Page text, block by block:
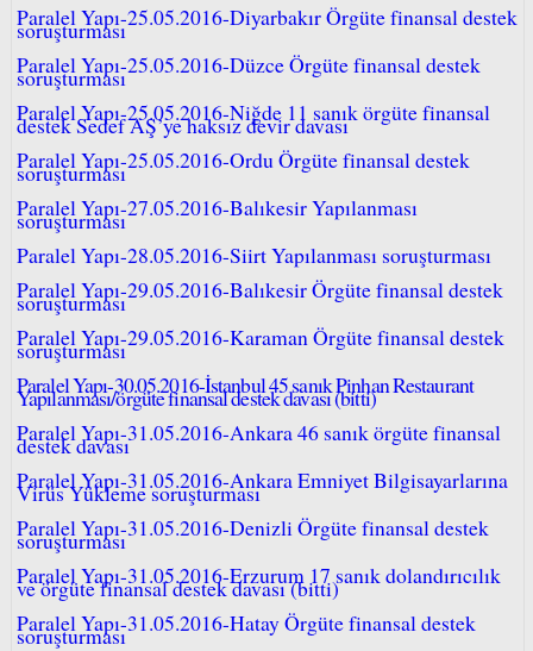
Paralel Yapı-25.05.2016-Diyarbakır Örgüte finansal destek
soruşturması
Paralel Yapı-25.05.2016-Düzce Örgüte finansal destek
soruşturması
Paralel Yapı-25.05.2016-Niğde 11 sanık örgüte finansal
destek Sedef AŞ’ye haksız devir davası
Paralel Yapı-25.05.2016-Ordu Örgüte finansal destek
soruşturması
Paralel Yapı-27.05.2016-Balıkesir Yapılanması
soruşturması
Paralel Yapı-28.05.2016-Siirt Yapılanması soruşturması
Paralel Yapı-29.05.2016-Balıkesir Örgüte finansal destek
soruşturması
Paralel Yapı-29.05.2016-Karaman Örgüte finansal destek
soruşturması
Paralel Yapı-30.05.2016-İstanbul 45 sanık Pinhan Restaurant
Yapılanması/örgüte finansal destek davası (bitti)
Paralel Yapı-31.05.2016-Ankara 46 sanık örgüte finansal
destek davası
Paralel Yapı-31.05.2016-Ankara Emniyet Bilgisayarlarına
Virüs Yükleme soruşturması
Paralel Yapı-31.05.2016-Denizli Örgüte finansal destek
soruşturması
Paralel Yapı-31.05.2016-Erzurum 17 sanık dolandırıcılık
ve örgüte finansal destek davası (bitti)
Paralel Yapı-31.05.2016-Hatay Örgüte finansal destek
soruşturması